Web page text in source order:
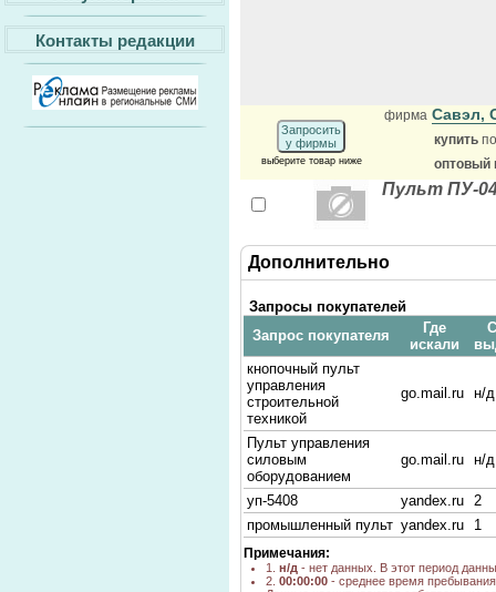
Контакты редакции
Запросить
у фирмы
выберите товар ниже
фирма Савэл,
купить
оптовый
Пульт ПУ-
Дополнительно
Запросы покупателей
Запрос покупателя
Где
искали
кнопочный пульт
управления
строительной
техникой
go.mail.ru н/д
Пульт управления
силовым
оборудованием
go.mail.ru н/д
уп-5408 yandex.ru 2
промышленный пульт yandex.ru 1
Примечания:
1. н/д - нет данных. В этот период
2. 00:00:00 - среднее время